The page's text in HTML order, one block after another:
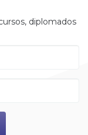
diplomados